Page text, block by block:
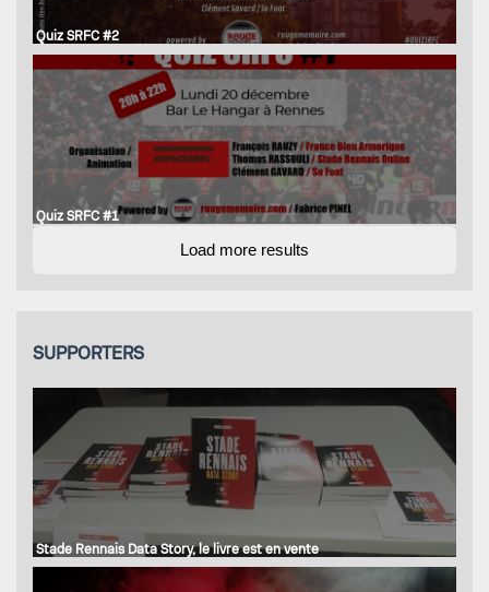
Quiz SRFC #2
Quiz SRFC #1
Load more results
SUPPORTERS
Stade Rennais Data Story, le livre est en vente